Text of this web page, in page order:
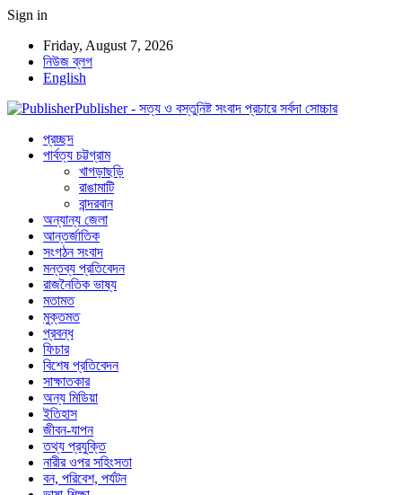
Sign in
Friday, August 7, 2026
নিউজ ব্লগ
English
Publisher - সত্য ও বস্তুনিষ্ট সংবাদ প্রচারে সর্বদা সোচ্চার
প্রচ্ছদ
পার্বত্য চট্টগ্রাম
খাগড়াছড়ি
রাঙামাটি
বান্দরবান
অন্যান্য জেলা
আন্তর্জাতিক
সংগঠন সংবাদ
মন্তব্য প্রতিবেদন
রাজনৈতিক ভাষ্য
মতামত
মুক্তমত
প্রবন্ধ
ফিচার
বিশেষ প্রতিবেদন
সাক্ষাতকার
অন্য মিডিয়া
ইতিহাস
জীবন-যাপন
তথ্য প্রযুক্তি
নারীর ওপর সহিংসতা
বন, পরিবেশ, পর্যটন